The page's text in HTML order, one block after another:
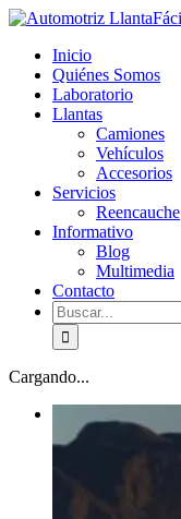
Skip
content
facebook
youtube
Inicio
Quiénes Somos
Laboratorio
Llantas
Camiones
Vehículos
Accesorios
Servicios
Reencauche
Informativo
Blog
Multimedia
Contacto
Buscar:
Cargando...